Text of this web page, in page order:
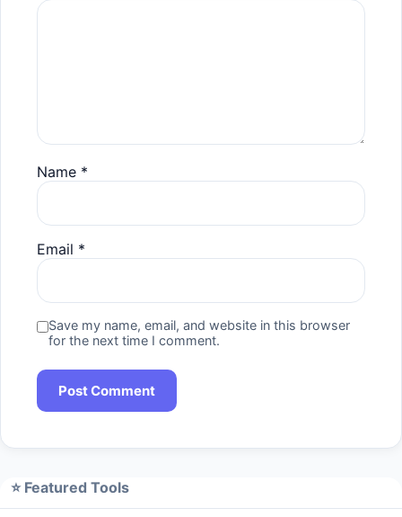
Name *
Email *
Save my name, email, and website in this browser
for the next time I comment.
⭐ Featured Tools